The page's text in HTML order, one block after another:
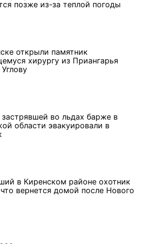
позже из-за теплой погоды
открыли памятник
хирургу из Приангарья
во льдах барже в
области эвакуировали в
в Киренском районе охотник
вернется домой после Нового